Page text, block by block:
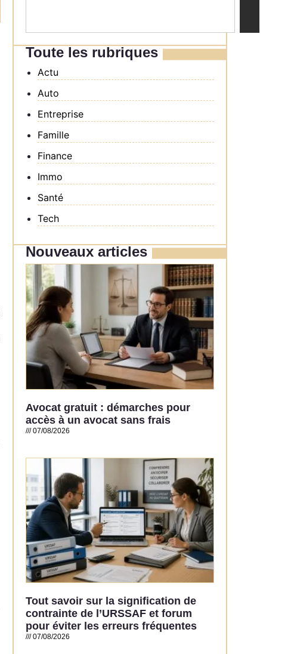
Toute les rubriques
Actu
Auto
Entreprise
Famille
Finance
Immo
Santé
Tech
Nouveaux articles
Avocat gratuit : démarches pour
accès à un avocat sans frais
07/08/2026
Tout savoir sur la signification de
contrainte de l’URSSAF et forum
pour éviter les erreurs fréquentes
07/08/2026